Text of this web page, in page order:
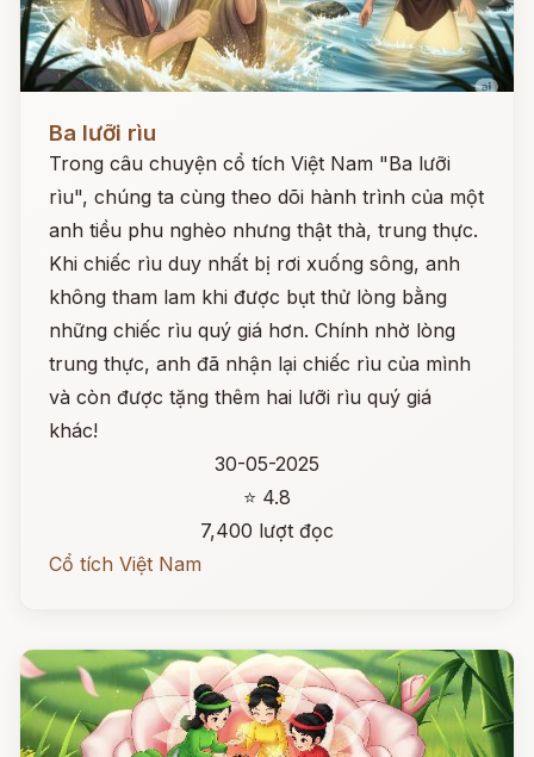
Ba lưỡi rìu
Trong câu chuyện cổ tích Việt Nam "Ba lưỡi
rìu", chúng ta cùng theo dõi hành trình của một
anh tiều phu nghèo nhưng thật thà, trung thực.
Khi chiếc rìu duy nhất bị rơi xuống sông, anh
không tham lam khi được bụt thử lòng bằng
những chiếc rìu quý giá hơn. Chính nhờ lòng
trung thực, anh đã nhận lại chiếc rìu của mình
và còn được tặng thêm hai lưỡi rìu quý giá
khác!
30-05-2025
⭐ 4.8
7,400 lượt đọc
Cổ tích Việt Nam